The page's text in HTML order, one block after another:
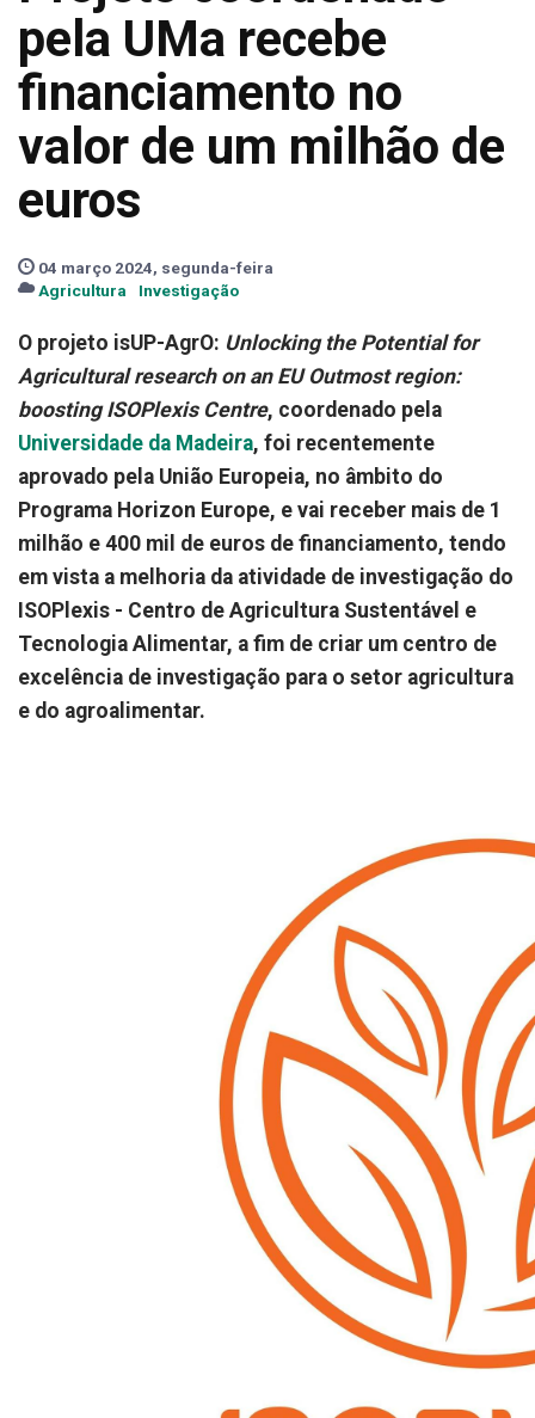
pela UMa recebe
financiamento no
valor de um milhão de
euros
04 março 2024, segunda-feira
Agricultura
Investigação
O projeto isUP-AgrO: Unlocking the Potential for
Agricultural research on an EU Outmost region:
boosting ISOPlexis Centre, coordenado pela
Universidade da Madeira, foi recentemente
aprovado pela União Europeia, no âmbito do
Programa Horizon Europe, e vai receber mais de 1
milhão e 400 mil de euros de financiamento, tendo
em vista a melhoria da atividade de investigação do
ISOPlexis - Centro de Agricultura Sustentável e
Tecnologia Alimentar, a fim de criar um centro de
excelência de investigação para o setor agricultura
e do agroalimentar.